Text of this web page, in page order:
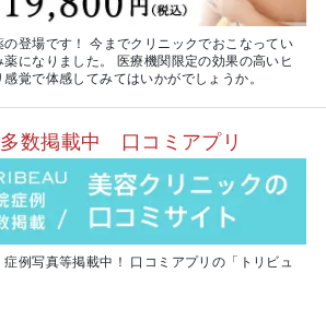
登場です！ 今までクリニックでおこなってい
になりました。 医療機関限定の効果の高いヒ
覚で体感してみてはいかがでしょうか。
数掲載中 口コミアプリ
例写真等掲載中！ 口コミアプリの「トリビュ